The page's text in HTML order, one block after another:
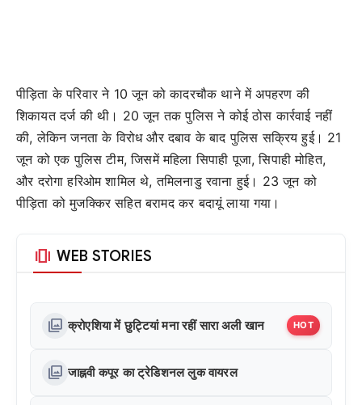
पीड़िता के परिवार ने 10 जून को कादरचौक थाने में अपहरण की
शिकायत दर्ज की थी। 20 जून तक पुलिस ने कोई ठोस कार्रवाई नहीं
की, लेकिन जनता के विरोध और दबाव के बाद पुलिस सक्रिय हुई। 21
जून को एक पुलिस टीम, जिसमें महिला सिपाही पूजा, सिपाही मोहित,
और दरोगा हरिओम शामिल थे, तमिलनाडु रवाना हुई। 23 जून को
पीड़िता को मुजक्किर सहित बरामद कर बदायूं लाया गया।
amp_stories WEB STORIES
photo_library क्रोएशिया में छुट्टियां मना रहीं सारा अली खान HOT
photo_library जाह्नवी कपूर का ट्रेडिशनल लुक वायरल